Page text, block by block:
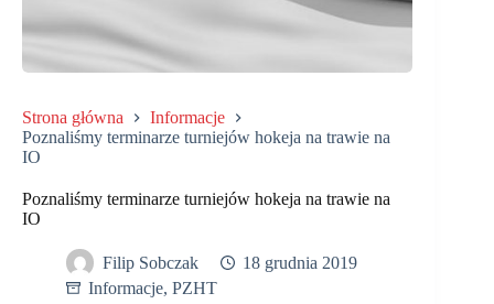
Strona główna
Informacje
Poznaliśmy terminarze turniejów hokeja na trawie na
IO
Poznaliśmy terminarze turniejów hokeja na trawie na
IO
Filip Sobczak
18 grudnia 2019
Informacje, PZHT